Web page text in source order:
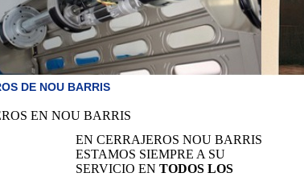
DE NOU BARRIS
EN NOU BARRIS
EN CERRAJEROS NOU BARRIS
ESTAMOS SIEMPRE A SU
SERVICIO EN TODOS LOS